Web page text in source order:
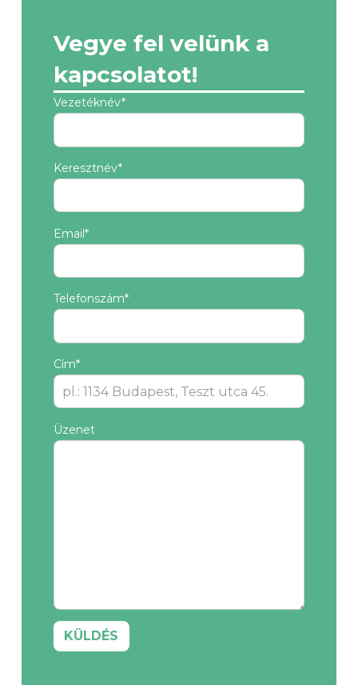
Vegye fel velünk a
kapcsolatot!
Vezetéknév*
Keresztnév*
Email*
Telefonszám*
Cím*
Üzenet